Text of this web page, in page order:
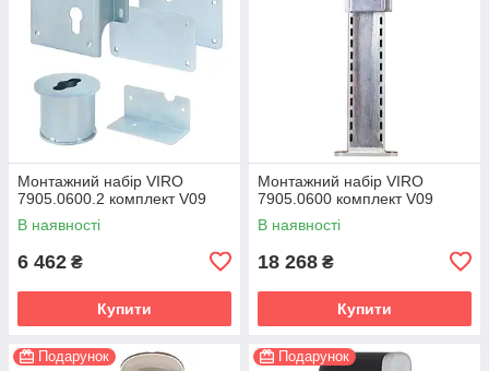
Монтажний набір VIRO
7905.0600.2 комплект V09
В наявності
6 462 ₴
Купити
Монтажний набір VIRO
7905.0600 комплект V09
В наявності
18 268 ₴
Купити
Подарунок Подарунок